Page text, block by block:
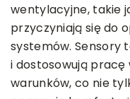
wentylacyjne, takie
przyczyniają się do
systemów. Sensory
i dostosowują
warunków, co nie